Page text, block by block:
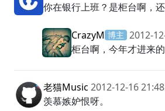
你在银行上班？是柜台啊，还
CrazyM 博主 2012-
柜台啊，今年才进来的
老猫Music 2012-12-16
羡慕嫉妒恨呀。